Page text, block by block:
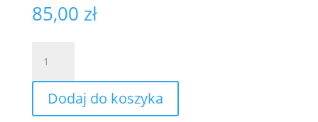
85,00 zł
Tru
Eye
30szt.+15szt.
soczewek
Dodaj do koszyka